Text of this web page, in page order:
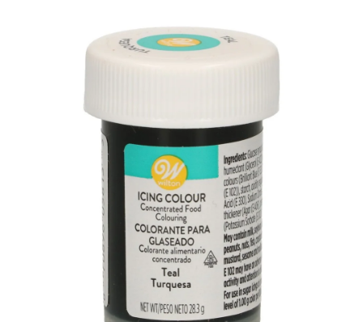
DO KUCHYNĚ
ZDRAVÉ PEČENÍ
DÁRKOVÉ POUKAZY
TÉMATICKÉ PRODUKTY